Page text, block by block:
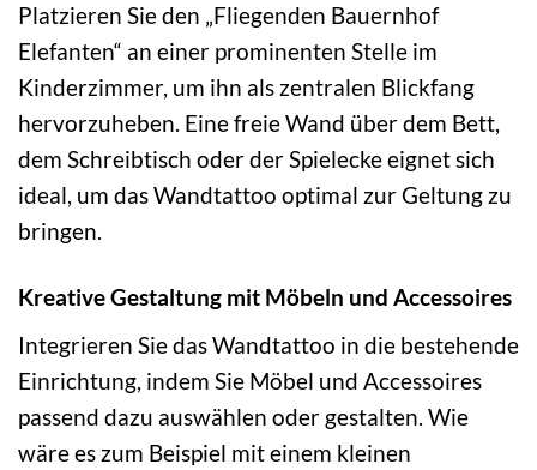
Platzieren Sie den „Fliegenden Bauernhof
Elefanten“ an einer prominenten Stelle im
Kinderzimmer, um ihn als zentralen Blickfang
hervorzuheben. Eine freie Wand über dem Bett,
dem Schreibtisch oder der Spielecke eignet sich
ideal, um das Wandtattoo optimal zur Geltung zu
bringen.
Kreative Gestaltung mit Möbeln und Accessoires
Integrieren Sie das Wandtattoo in die bestehende
Einrichtung, indem Sie Möbel und Accessoires
passend dazu auswählen oder gestalten. Wie
wäre es zum Beispiel mit einem kleinen